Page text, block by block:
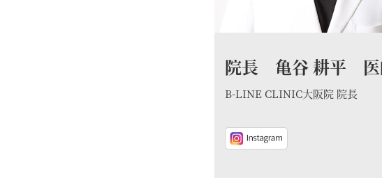
院長 亀谷 耕平 医
B-LINE CLINIC大阪院 院長